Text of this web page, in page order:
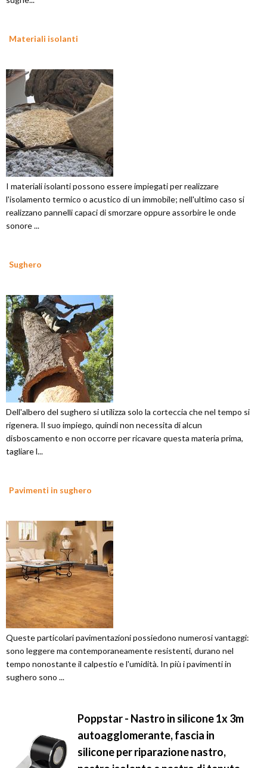
Materiali isolanti
I materiali isolanti possono essere impiegati per realizzare
l'isolamento termico o acustico di un immobile; nell'ultimo caso si
realizzano pannelli capaci di smorzare oppure assorbire le onde
sonore ...
Sughero
Dell'albero del sughero si utilizza solo la corteccia che nel tempo si
rigenera. Il suo impiego, quindi non necessita di alcun
disboscamento e non occorre per ricavare questa materia prima,
tagliare l...
Pavimenti in sughero
Queste particolari pavimentazioni possiedono numerosi vantaggi:
sono leggere ma contemporaneamente resistenti, durano nel
tempo nonostante il calpestio e l'umidità. In più i pavimenti in
sughero sono ...
Poppstar - Nastro in silicone 1x 3m
autoagglomerante, fascia in
silicone per riparazione nastro,